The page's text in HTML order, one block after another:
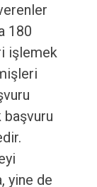
180
işlemek
yine de